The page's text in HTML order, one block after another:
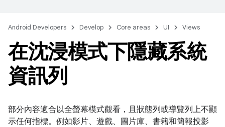
Android Developers Develop Core areas UI Views
在沈浸模式下隱藏系統
資訊列
部分內容適合以全螢幕模式觀看，且狀態列或導覽列上不顯
示任何指標。例如影片、遊戲、圖片庫、書籍和簡報投影